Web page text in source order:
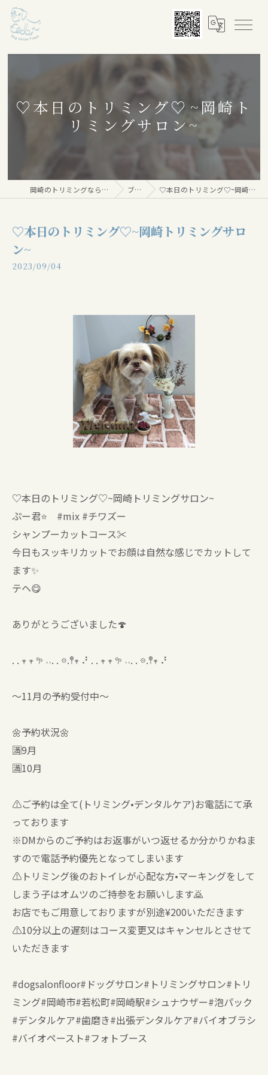
♡本日のトリミング♡⁠~岡崎ト
リミングサロン~
岡崎のトリミングならDog salon Floor ブログ ♡本日のトリミング♡⁠~岡崎トリミングサロン~
♡本日のトリミング♡⁠~岡崎トリミングサロ
ン~
2023/09/04
♡本日のトリミング♡⁠~岡崎トリミングサロン~
ぷー君⭐ #mix #チワズー
シャンプーカットコース✂️
今日もスッキリカットでお顔は自然な感じでカットして
ます✨
テヘ😋
ありがとうございました🍄
. . 𖥧 𖥧 𖧧 ˒˒. . 𖡼.𖤣𖥧 ⠜ . . 𖥧 𖥧 𖧧 ˒˒. . 𖡼.𖤣𖥧 ⠜
〜11月の予約受付中〜
🌼予約状況🌼
🈵9月
🈵10月
⚠️ご予約は全て(トリミング•デンタルケア)お電話にて承
っております
※DMからのご予約はお返事がいつ返せるか分かりかねま
すので電話予約優先となってしまいます
⚠️トリミング後のおトイレが心配な方•マーキングをして
しまう子はオムツのご持参をお願いします🙇
お店でもご用意しておりますが別途¥200いただきます
⚠️10分以上の遅刻はコース変更又はキャンセルとさせて
いただきます
#dogsalonfloor#ドッグサロン#トリミングサロン#トリ
ミング#岡崎市#若松町#岡崎駅#シュナウザー#泡パック
#デンタルケア#歯磨き#出張デンタルケア#バイオブラシ
#バイオペースト#フォトブース